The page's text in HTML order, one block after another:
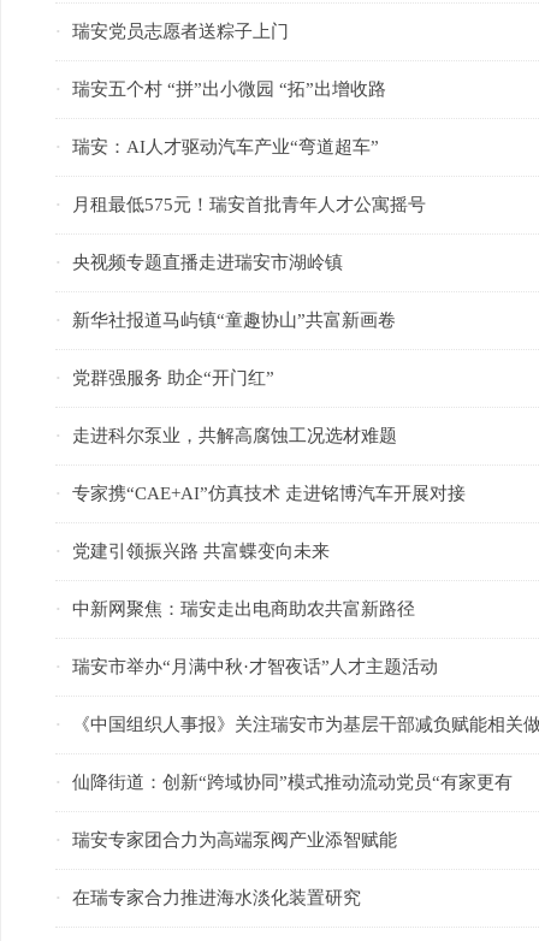
· 瑞安党员志愿者送粽子上门
· 瑞安五个村 “拼”出小微园 “拓”出增收路
· 瑞安：AI人才驱动汽车产业“弯道超车”
· 月租最低575元！瑞安首批青年人才公寓摇号
· 央视频专题直播走进瑞安市湖岭镇
· 新华社报道马屿镇“童趣协山”共富新画卷
· 党群强服务 助企“开门红”
· 走进科尔泵业，共解高腐蚀工况选材难题
· 专家携“CAE+AI”仿真技术 走进铭博汽车开展对接
· 党建引领振兴路 共富蝶变向未来
· 中新网聚焦：瑞安走出电商助农共富新路径
· 瑞安市举办“月满中秋·才智夜话”人才主题活动
· 《中国组织人事报》关注瑞安市为基层干部减负赋能相关
· 仙降街道：创新“跨域协同”模式推动流动党员“有家更有
· 瑞安专家团合力为高端泵阀产业添智赋能
· 在瑞专家合力推进海水淡化装置研究